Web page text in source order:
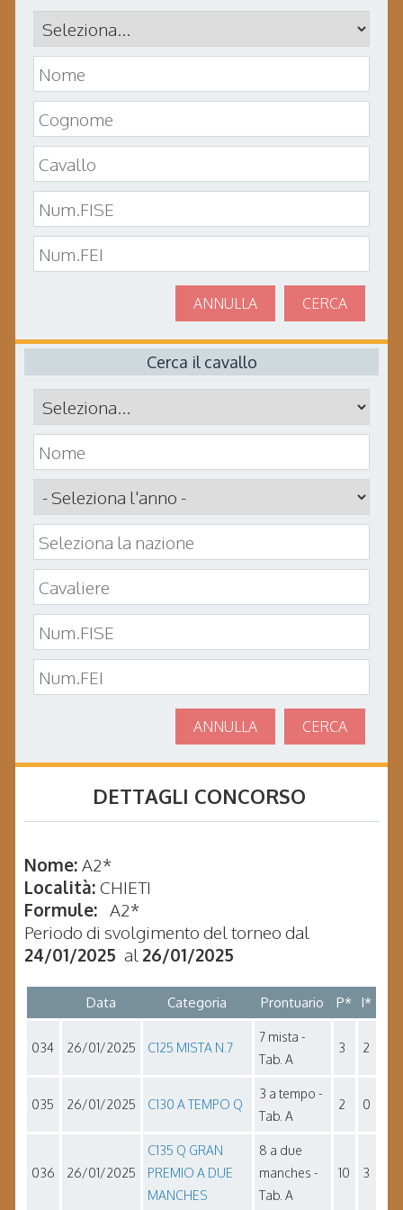
CERCA
ANNULLA
Cerca il cavallo
CERCA
ANNULLA
DETTAGLI CONCORSO
Nome: A2*
Località: CHIETI
Formule: A2*
Periodo di svolgimento del torneo dal
24/01/2025 al 26/01/2025
Data Categoria Prontuario P* I*
034 26/01/2025 C125 MISTA N.7
7 mista -
Tab. A
3 2
035 26/01/2025 C130 A TEMPO Q
3 a tempo -
Tab. A
2 0
036 26/01/2025
C135 Q GRAN
PREMIO A DUE
MANCHES
8 a due
manches -
Tab. A
10 3